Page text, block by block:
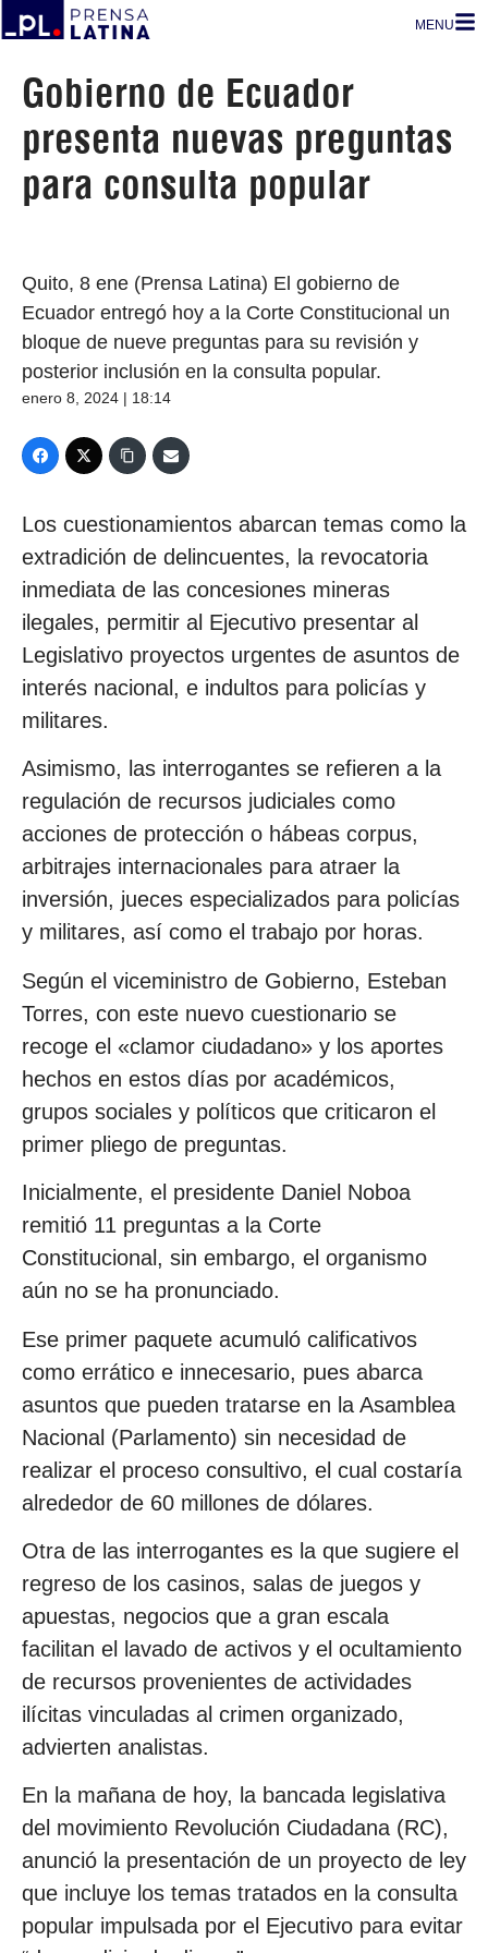
MENU
Gobierno de Ecuador
presenta nuevas preguntas
para consulta popular
Quito, 8 ene (Prensa Latina) El gobierno de
Ecuador entregó hoy a la Corte Constitucional un
bloque de nueve preguntas para su revisión y
posterior inclusión en la consulta popular.
enero 8, 2024 | 18:14
Los cuestionamientos abarcan temas como la
extradición de delincuentes, la revocatoria
inmediata de las concesiones mineras
ilegales, permitir al Ejecutivo presentar al
Legislativo proyectos urgentes de asuntos de
interés nacional, e indultos para policías y
militares.
Asimismo, las interrogantes se refieren a la
regulación de recursos judiciales como
acciones de protección o hábeas corpus,
arbitrajes internacionales para atraer la
inversión, jueces especializados para policías
y militares, así como el trabajo por horas.
Según el viceministro de Gobierno, Esteban
Torres, con este nuevo cuestionario se
recoge el «clamor ciudadano» y los aportes
hechos en estos días por académicos,
grupos sociales y políticos que criticaron el
primer pliego de preguntas.
Inicialmente, el presidente Daniel Noboa
remitió 11 preguntas a la Corte
Constitucional, sin embargo, el organismo
aún no se ha pronunciado.
Ese primer paquete acumuló calificativos
como errático e innecesario, pues abarca
asuntos que pueden tratarse en la Asamblea
Nacional (Parlamento) sin necesidad de
realizar el proceso consultivo, el cual costaría
alrededor de 60 millones de dólares.
Otra de las interrogantes es la que sugiere el
regreso de los casinos, salas de juegos y
apuestas, negocios que a gran escala
facilitan el lavado de activos y el ocultamiento
de recursos provenientes de actividades
ilícitas vinculadas al crimen organizado,
advierten analistas.
En la mañana de hoy, la bancada legislativa
del movimiento Revolución Ciudadana (RC),
anunció la presentación de un proyecto de ley
que incluye los temas tratados en la consulta
popular impulsada por el Ejecutivo para evitar